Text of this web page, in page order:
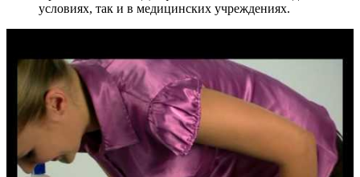
условиях, так и в медицинских учреждениях.